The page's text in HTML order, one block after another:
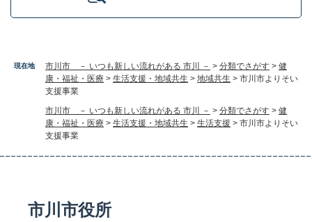
現在地 市川市 － いつも新しい流れがある 市川 － > 分類でさがす > 健
康・福祉・医療 > 生活支援・地域共生 > 地域共生 > 市川市よりそい
支援事業
市川市 － いつも新しい流れがある 市川 － > 分類でさがす > 健
康・福祉・医療 > 生活支援・地域共生 > 生活支援 > 市川市よりそい
支援事業
市川市役所